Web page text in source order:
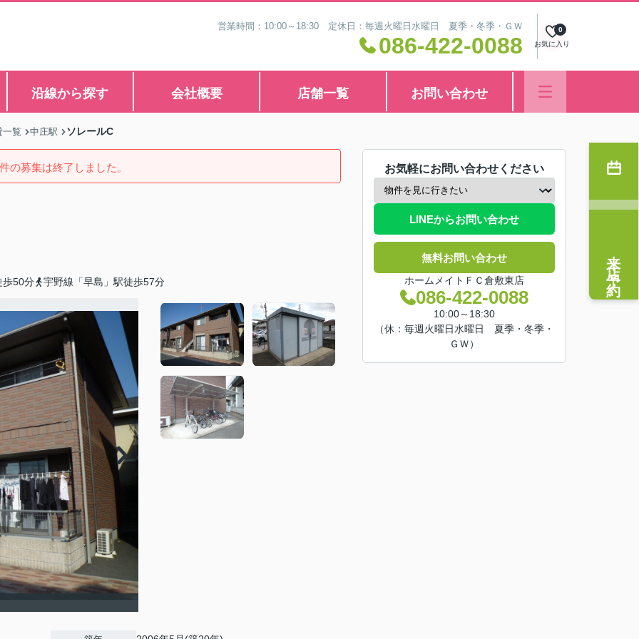
営業時間：10:00～18:30 定休日：毎週火曜日水曜日 夏季・冬季・ＧＷ
086-422-0088 お気に入り
0
沿線から探す 会社概要 店舗一覧 お問い合わせ
一覧 中庄駅 ソレールC
の募集は終了しました。
歩50分 宇野線「早島」駅徒歩57分
お気軽にお問い合わせください
LINEからお問い合わせ
無料お問い合わせ
ホームメイトＦＣ倉敷東店
086-422-0088
10:00～18:30
（休：毎週火曜日水曜日 夏季・冬季・
ＧＷ）
来店予約